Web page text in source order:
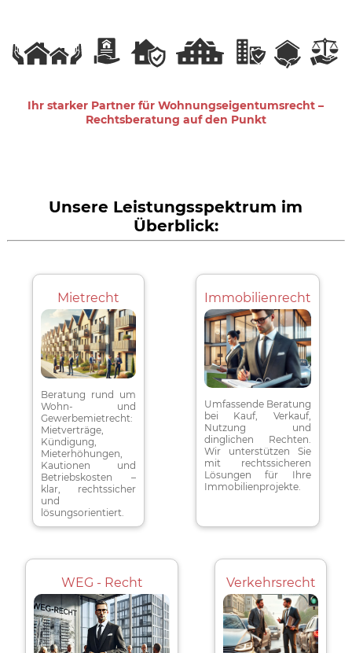
Ihr starker Partner für Wohnungseigentumsrecht –
Rechtsberatung auf den Punkt
Unsere Leistungsspektrum im
Überblick:
Mietrecht
Beratung rund um
Wohn- und
Gewerbemietrecht:
Mietverträge,
Kündigung,
Mieterhöhungen,
Kautionen und
Betriebskosten –
klar, rechtssicher
und
lösungsorientiert.
Immobilienrecht
Umfassende Beratung
bei Kauf, Verkauf,
Nutzung und
dinglichen Rechten.
Wir unterstützen Sie
mit rechtssicheren
Lösungen für Ihre
Immobilienprojekte.
WEG - Recht Verkehrsrecht